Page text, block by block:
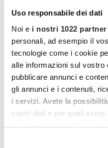
Uso responsabile dei dati
Noi e i nostri 1022 partner
personali, ad esempio il
tecnologie come i cookie
alle informazioni sul vostro
pubblicare annunci e
gli annunci e i contenuti,
i servizi. Avete la
vostri dati e per quali
privacy sono applicabili
I percorsi di
sono efficaci per: